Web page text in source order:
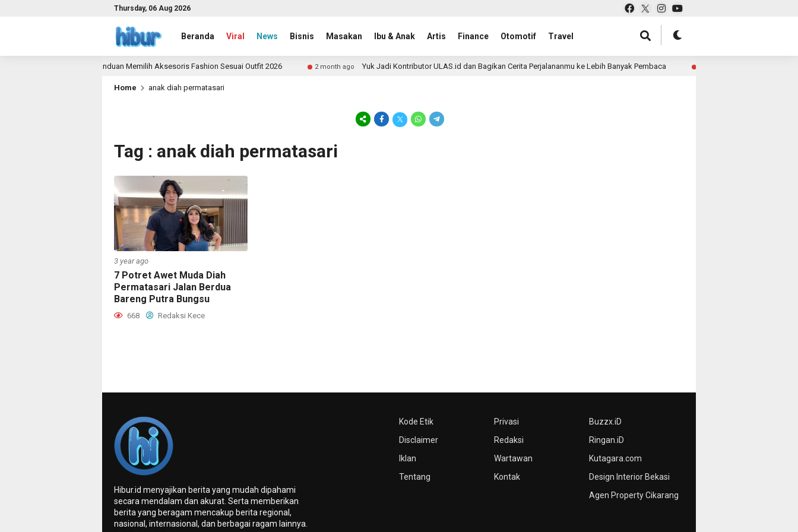
Thursday, 06 Aug 2026
Beranda Viral News Bisnis Masakan Ibu & Anak Artis Finance Otomotif Travel
Panduan Memilih Aksesoris Fashion Sesuai Outfit 2026 2 month ago Yuk Jadi Kontributor ULAS.id dan Bagikan Cerita Perjalananmu ke Lebih Banyak Pembaca 3 month ago
Home anak diah permatasari
Tag : anak diah permatasari
3 year ago
7 Potret Awet Muda Diah
Permatasari Jalan Berdua
Bareng Putra Bungsu
668 Redaksi Kece
Kode Etik
Disclaimer
Iklan
Tentang
Privasi
Redaksi
Wartawan
Kontak
Buzzx.iD
Ringan.iD
Kutagara.com
Design Interior Bekasi
Agen Property Cikarang
Hibur.id menyajikan berita yang mudah dipahami
secara mendalam dan akurat. Serta memberikan
berita yang beragam mencakup berita regional,
nasional, internasional, dan berbagai ragam lainnya.